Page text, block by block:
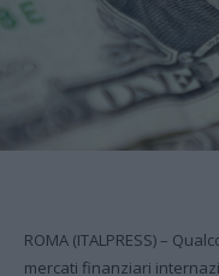
ROMA (ITALPRESS) –
mercati finanziari